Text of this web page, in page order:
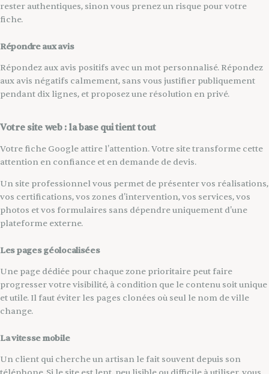
rester authentiques, sinon vous prenez un risque pour votre
fiche.
Répondre aux avis
Répondez aux avis positifs avec un mot personnalisé. Répondez
aux avis négatifs calmement, sans vous justifier publiquement
pendant dix lignes, et proposez une résolution en privé.
Votre site web : la base qui tient tout
Votre fiche Google attire l'attention. Votre site transforme cette
attention en confiance et en demande de devis.
Un site professionnel vous permet de présenter vos réalisations,
vos certifications, vos zones d'intervention, vos services, vos
photos et vos formulaires sans dépendre uniquement d'une
plateforme externe.
Les pages géolocalisées
Une page dédiée pour chaque zone prioritaire peut faire
progresser votre visibilité, à condition que le contenu soit unique
et utile. Il faut éviter les pages clonées où seul le nom de ville
change.
La vitesse mobile
Un client qui cherche un artisan le fait souvent depuis son